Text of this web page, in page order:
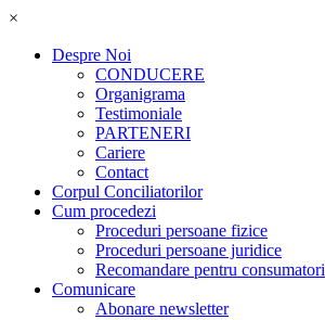
×
Despre Noi
CONDUCERE
Organigrama
Testimoniale
PARTENERI
Cariere
Contact
Corpul Conciliatorilor
Cum procedezi
Proceduri persoane fizice
Proceduri persoane juridice
Recomandare pentru consumatori
Comunicare
Abonare newsletter